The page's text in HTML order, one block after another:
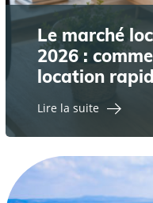
Le marché
2026 :
location
Lire la suite